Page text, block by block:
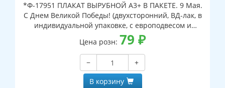
*Ф-17951 ПЛАКАТ ВЫРУБНОЙ А3+ В ПАКЕТЕ. 9 Мая.
С Днем Великой Победы! (двухсторонний, ВД-лак, в
индивидуальной упаковке, с европодвесом и
клеевым клапаном)
Цена розн: 79 ₽
−
+
В корзину